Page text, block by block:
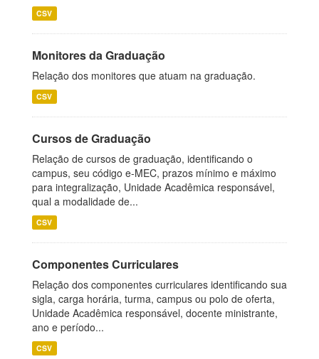
CSV
Monitores da Graduação
Relação dos monitores que atuam na graduação.
CSV
Cursos de Graduação
Relação de cursos de graduação, identificando o
campus, seu código e-MEC, prazos mínimo e máximo
para integralização, Unidade Acadêmica responsável,
qual a modalidade de...
CSV
Componentes Curriculares
Relação dos componentes curriculares identificando sua
sigla, carga horária, turma, campus ou polo de oferta,
Unidade Acadêmica responsável, docente ministrante,
ano e período...
CSV